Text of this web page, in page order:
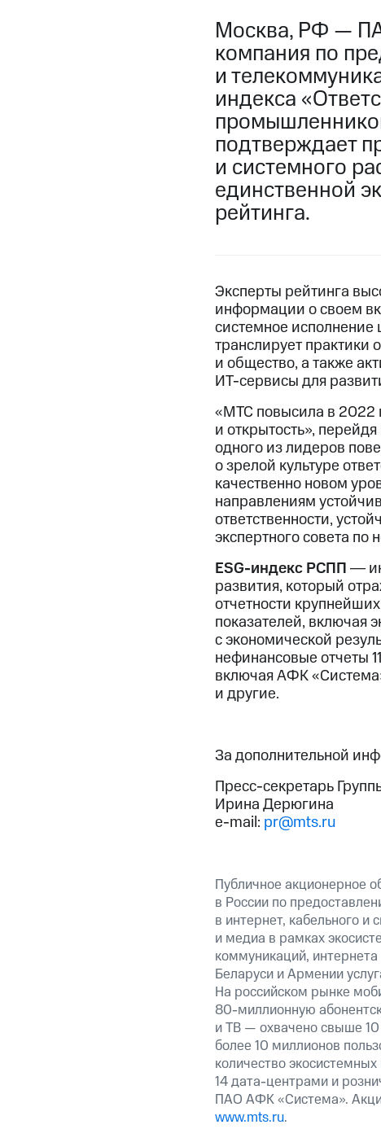
Москва, РФ —
компания по
и
индекса
подтверждает
и системного
единственной
рейтинга.
Эксперты рейтинга
информации о своем
системное
транслирует практики
и общество, а также
ИТ-сервисы для
«МТС повысила в 2022
и открытость»,
одного из лидеров
о зрелой культуре
качественно новом
направлениям
ответственности,
экспертного совета
ESG-индекс РСПП―
развития, который
отчетности
показателей, включая
с экономической
нефинансовые отчеты
включая АФК
и другие.
За дополнительной
Пресс-секретарь
Ирина Дерюгина
e-mail: pr@mts.ru
Публичное акционерное
в России по
в интернет, кабельного
и медиа в рамках
коммуникаций,
Беларуси и Армении
На российском рынке
80-миллионную
и ТВ — охвачено свыше
более 10 миллионов
количество
14 дата-центрами и
ПАО АФК «Система».
www.mts.ru.